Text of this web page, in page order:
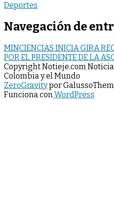
Deportes
Navegación de
MINCIENCIAS INICIA GIRA
POR EL PRESIDENTE DE LA
Copyright Notieje.com
Colombia y el Mundo
ZeroGravitypor
Funciona conWordPress